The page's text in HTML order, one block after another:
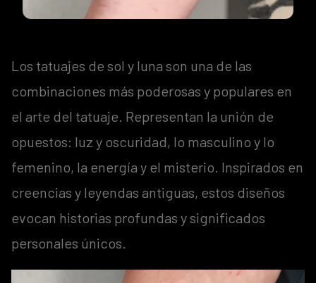
Los tatuajes de sol y luna son una de las
combinaciones más poderosas y populares en
el arte del tatuaje. Representan la unión de
opuestos: luz y oscuridad, lo masculino y lo
femenino, la energía y el misterio. Inspirados en
creencias y leyendas antiguas, estos diseños
evocan historias profundas y significados
personales únicos.